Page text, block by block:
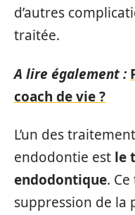
d’autres
traitée.
A lire également :
coach de vie ?
L’un des
endodontie est le
endodontique.
suppression de la